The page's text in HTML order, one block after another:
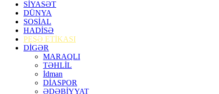
SİYASƏT
DÜNYA
SOSİAL
HADİSƏ
PEŞƏ ETİKASI
DİGƏR
MARAQLI
TƏHLİL
İdman
DİASPOR
ƏDƏBİYYAT